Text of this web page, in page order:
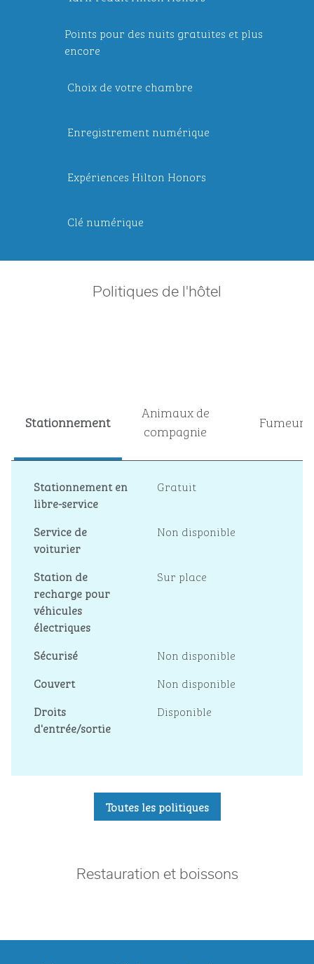
Points pour des nuits gratuites et plus
encore
Choix de votre chambre
Enregistrement numérique
Expériences Hilton Honors
Clé numérique
Politiques de l'hôtel
Stationnement
Animaux de
compagnie
Fumeur
Stationnement en
libre-service
Gratuit
Service de
voiturier
Non disponible
Station de
recharge pour
véhicules
électriques
Sur place
Sécurisé
Non disponible
Couvert
Non disponible
Droits
d'entrée/sortie
Disponible
Toutes les politiques
Restauration et boissons